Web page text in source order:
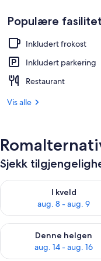
Populære
Inkludert frokost
Inkludert parkering
Restaurant
Vis alle
Sjekk
I kveld
aug. 8 - aug. 9
Sjekk tilgjengelighet for
Denne helgen
aug. 14 - aug. 16
Sjekk tilgjengelighet for